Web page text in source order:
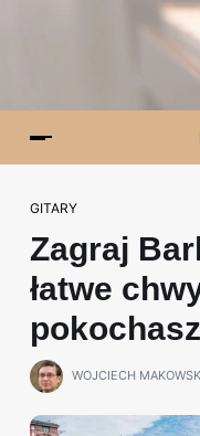
GITARY
Zagraj
łatwe
pokochasz
WOJCIECH